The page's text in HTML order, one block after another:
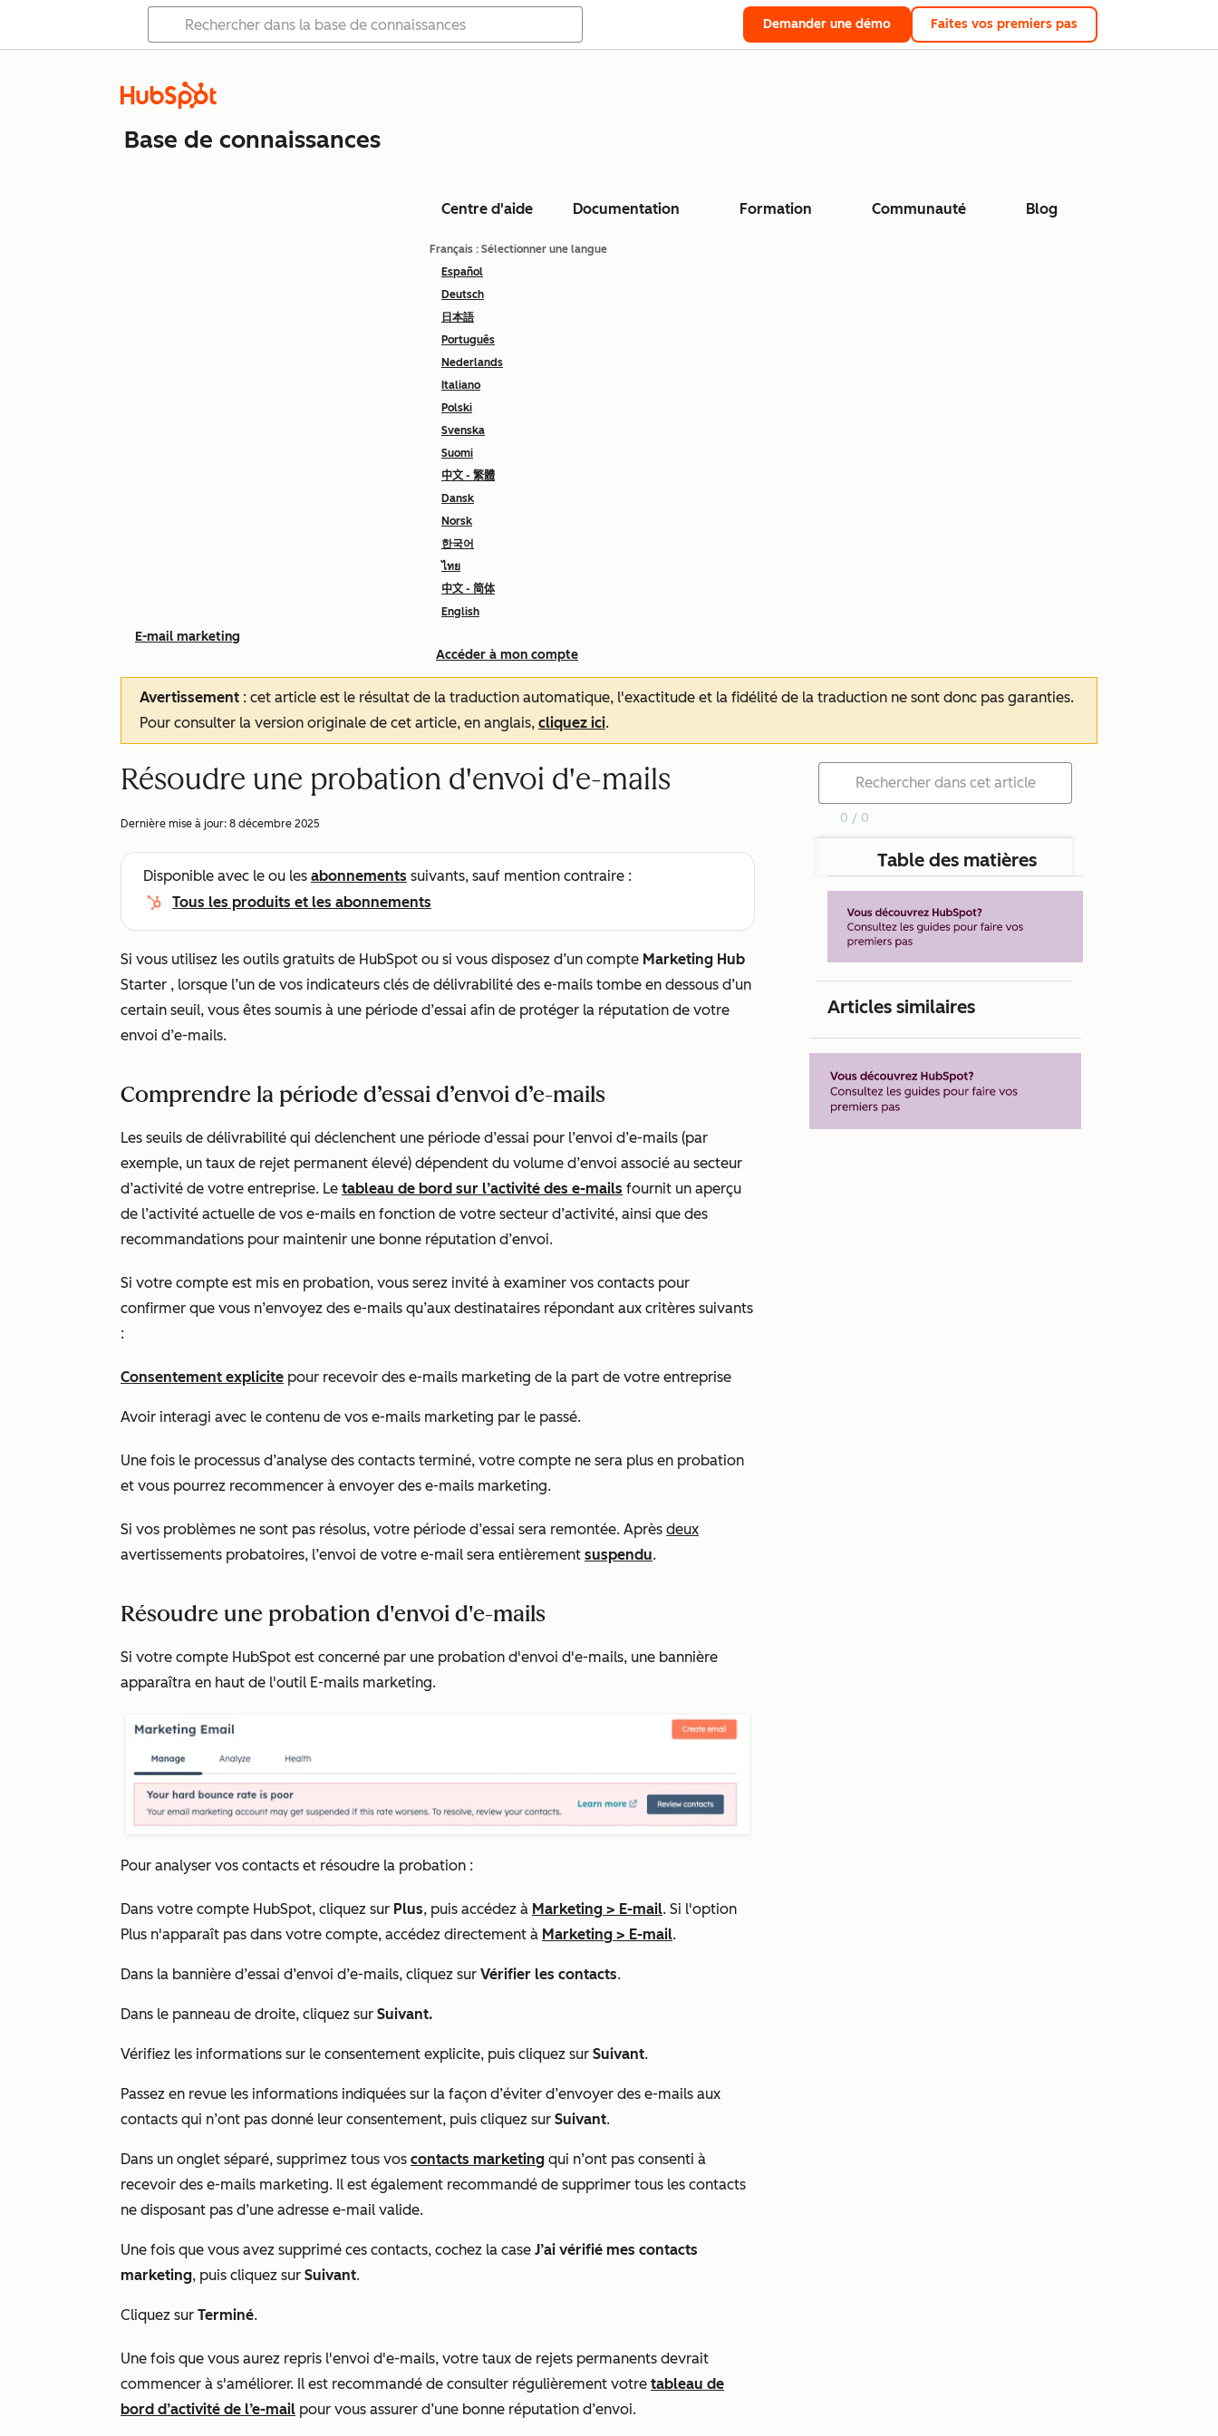
Demander une démo Faites vos premiers pas
Base de connaissances
Centre d'aide Documentation Formation Communauté Blog
Français : Sélectionner une langue
Español
Deutsch
日本語
Português
Nederlands
Italiano
Polski
Svenska
Suomi
中文 - 繁體
Dansk
Norsk
한국어
ไทย
中文 - 简体
English
Accéder à mon compte
E-mail marketing
Avertissement : cet article est le résultat de la traduction automatique, l'exactitude et la fidélité de la traduction ne sont donc pas garanties.
Pour consulter la version originale de cet article, en anglais, cliquez ici.
Résoudre une probation d'envoi d'e-mails
Dernière mise à jour: 8 décembre 2025
Disponible avec le ou les abonnements suivants, sauf mention contraire :
Tous les produits et les abonnements
Si vous utilisez les outils gratuits de HubSpot ou si vous disposez d’un compte Marketing Hub
Starter , lorsque l’un de vos indicateurs clés de délivrabilité des e-mails tombe en dessous d’un
certain seuil, vous êtes soumis à une période d’essai afin de protéger la réputation de votre
envoi d’e-mails.
Comprendre la période d’essai d’envoi d’e-mails
Les seuils de délivrabilité qui déclenchent une période d’essai pour l’envoi d’e-mails (par
exemple, un taux de rejet permanent élevé) dépendent du volume d’envoi associé au secteur
d’activité de votre entreprise. Le tableau de bord sur l’activité des e-mails fournit un aperçu
de l’activité actuelle de vos e-mails en fonction de votre secteur d’activité, ainsi que des
recommandations pour maintenir une bonne réputation d’envoi.
Si votre compte est mis en probation, vous serez invité à examiner vos contacts pour
confirmer que vous n’envoyez des e-mails qu’aux destinataires répondant aux critères suivants
:
Consentement explicite pour recevoir des e-mails marketing de la part de votre entreprise
Avoir interagi avec le contenu de vos e-mails marketing par le passé.
Une fois le processus d’analyse des contacts terminé, votre compte ne sera plus en probation
et vous pourrez recommencer à envoyer des e-mails marketing.
Si vos problèmes ne sont pas résolus, votre période d’essai sera remontée. Après deux
avertissements probatoires, l’envoi de votre e-mail sera entièrement suspendu.
Résoudre une probation d'envoi d'e-mails
Si votre compte HubSpot est concerné par une probation d'envoi d'e-mails, une bannière
apparaîtra en haut de l'outil E-mails marketing.
Pour analyser vos contacts et résoudre la probation :
Dans votre compte HubSpot, cliquez sur Plus, puis accédez à Marketing > E-mail. Si l'option
Plus n'apparaît pas dans votre compte, accédez directement à Marketing > E-mail.
Dans la bannière d’essai d’envoi d’e-mails, cliquez sur Vérifier les contacts.
Dans le panneau de droite, cliquez sur Suivant.
Vérifiez les informations sur le consentement explicite, puis cliquez sur Suivant.
Passez en revue les informations indiquées sur la façon d’éviter d’envoyer des e-mails aux
contacts qui n’ont pas donné leur consentement, puis cliquez sur Suivant.
Dans un onglet séparé, supprimez tous vos contacts marketing qui n’ont pas consenti à
recevoir des e-mails marketing. Il est également recommandé de supprimer tous les contacts
ne disposant pas d’une adresse e-mail valide.
Une fois que vous avez supprimé ces contacts, cochez la case J’ai vérifié mes contacts
marketing, puis cliquez sur Suivant.
Cliquez sur Terminé.
Une fois que vous aurez repris l'envoi d'e-mails, votre taux de rejets permanents devrait
commencer à s'améliorer. Il est recommandé de consulter régulièrement votre tableau de
bord d’activité de l’e-mail pour vous assurer d’une bonne réputation d’envoi.
0 / 0
Table des matières
Articles similaires